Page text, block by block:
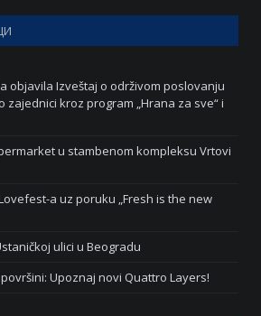
objavila Izveštaj o održivom poslovanju
zajednici kroz program „Hrana za sve“ i
u stambenom kompleksu Vrtovi
a uz poruku „Fresh is the new
ulici u Beogradu
Upoznaj novi Quattro Layers!